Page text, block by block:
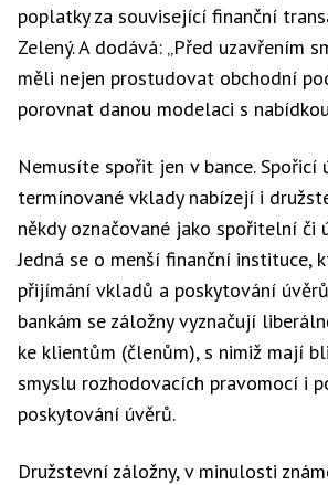
poplatky za související finanční
Zelený. A dodává: „Před uzavřením
měli nejen prostudovat obchodní
porovnat danou modelaci s
Nemusíte spořit jen v bance. Spořicí
termínované vklady nabízejí i
někdy označované jako spořitelní či
Jedná se o menší finanční instituce,
přijímání vkladů a poskytování
bankám se záložny vyznačují
ke klientům (členům), s nimiž mají
smyslu rozhodovacích pravomocí i
poskytování úvěrů.
Družstevní záložny, v minulosti